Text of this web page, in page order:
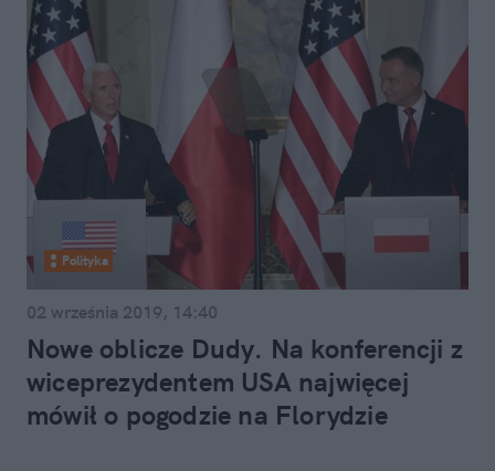
Polityka
02 września 2019, 14:40
Nowe oblicze Dudy. Na konferencji z
wiceprezydentem USA najwięcej
mówił o pogodzie na Florydzie